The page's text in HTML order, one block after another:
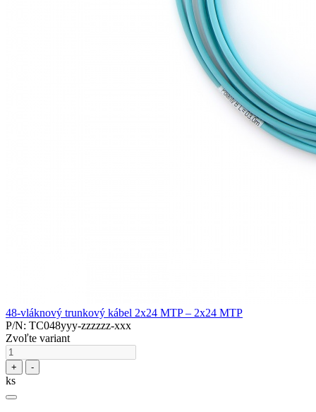
48-vláknový trunkový kábel 2x24 MTP – 2x24 MTP
P/N: TC048yyy-zzzzzz-xxx
Zvoľte variant
+ -
ks